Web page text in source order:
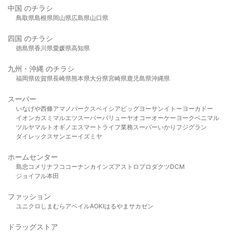
中国 のチラシ
鳥取県島根県岡山県広島県山口県
四国 のチラシ
徳島県香川県愛媛県高知県
九州・沖縄 のチラシ
福岡県佐賀県長崎県熊本県大分県宮崎県鹿児島県沖縄県
スーパー
いなげや西條アマノパークスベイシア ビッグヨーサンイトーヨーカドー
イオンカスミ マルエツスーパーバリューヤオコーオーケー ヨークベニマル
ツルヤマルト オギノ エスマート ライフ業務スーパーいかり フジグラン
ダイレックスサンエーイズミヤ
ホームセンター
島忠 コメリ ナフコ コーナンカインズアストロプロダクツDCM
ジョイフル本田
ファッション
ユニクロ しまむら アベイルAOKIはるやま サカゼン
ドラッグストア